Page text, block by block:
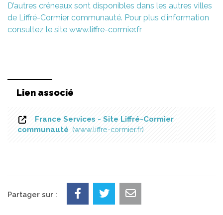
D’autres créneaux sont disponibles dans les autres villes
de Liffré-Cormier communauté. Pour plus d’information
consultez le site www.liffre-cormier.fr
Lien associé
France Services - Site Liffré-Cormier
communauté
www.liffre-cormier.fr
Partager sur :